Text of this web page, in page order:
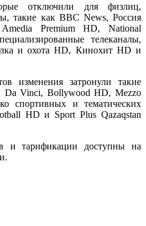
отключили для физлиц,
такие как BBC News, Россия
Premium HD, National
телеканалы,
и охота HD, Кинохит HD и
изменения затронули такие
Da Vinci, Bollywood HD, Mezzo
спортивных и тематических
HD и Sport Plus Qazaqstan
и тарификации доступны на